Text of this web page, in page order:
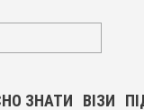
ЗНАТИ ВІЗИ